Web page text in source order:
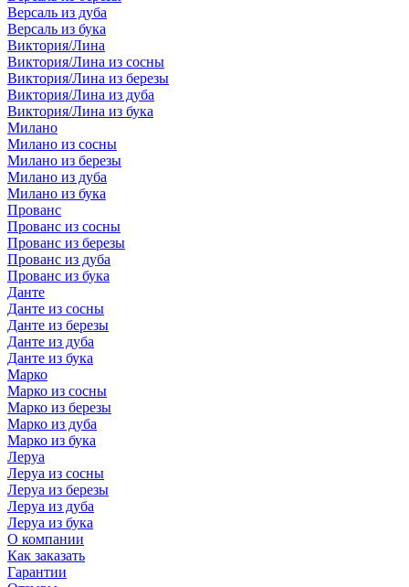
Версаль из дуба
Версаль из бука
Виктория/Лина
Виктория/Лина из сосны
Виктория/Лина из березы
Виктория/Лина из дуба
Виктория/Лина из бука
Милано
Милано из сосны
Милано из березы
Милано из дуба
Милано из бука
Прованс
Прованс из сосны
Прованс из березы
Прованс из дуба
Прованс из бука
Данте
Данте из сосны
Данте из березы
Данте из дуба
Данте из бука
Марко
Марко из сосны
Марко из березы
Марко из дуба
Марко из бука
Леруа
Леруа из сосны
Леруа из березы
Леруа из дуба
Леруа из бука
О компании
Как заказать
Гарантии